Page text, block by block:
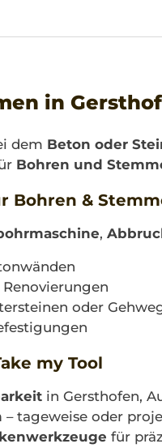
in
dem Beton oder
Bohren und
Bohren &
,
oder
my Tool
in Gersthofen,
– tageweise oder
für